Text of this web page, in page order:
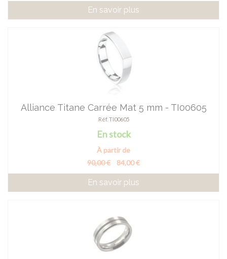
En savoir plus
Alliance Titane Carrée Mat 5 mm - TI00605
Réf. TI00605
En stock
À partir de
90,00 €
84,00 €
En savoir plus